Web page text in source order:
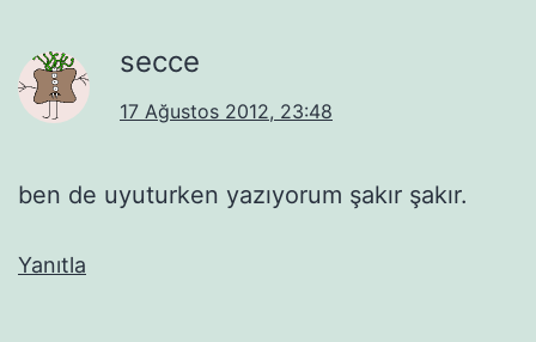
secce
17 Ağustos 2012, 23:48
ben de uyuturken yazıyorum şakır şakır.
Yanıtla